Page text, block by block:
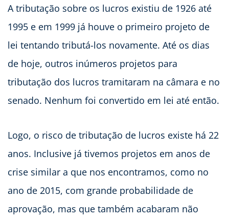
A tributação sobre os lucros existiu de 1926 até
1995 e em 1999 já houve o primeiro projeto de
lei tentando tributá-los novamente. Até os dias
de hoje, outros inúmeros projetos para
tributação dos lucros tramitaram na câmara e no
senado. Nenhum foi convertido em lei até então.
Logo, o risco de tributação de lucros existe há 22
anos. Inclusive já tivemos projetos em anos de
crise similar a que nos encontramos, como no
ano de 2015, com grande probabilidade de
aprovação, mas que também acabaram não